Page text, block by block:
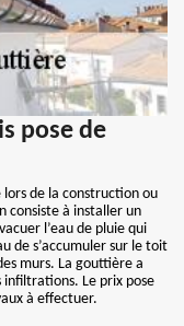
pose de
de la construction ou
consiste à installer un
l’eau de pluie qui
de s’accumuler sur le toit
murs. La gouttière a
Le prix pose
à effectuer.